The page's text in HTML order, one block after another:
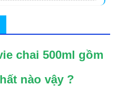
chai 500ml gồm
nào vậy ?